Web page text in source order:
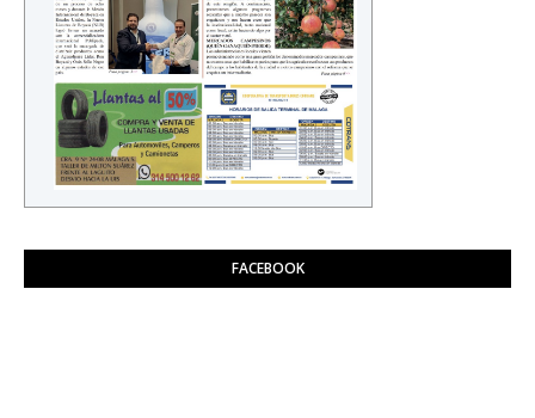
FACEBOOK